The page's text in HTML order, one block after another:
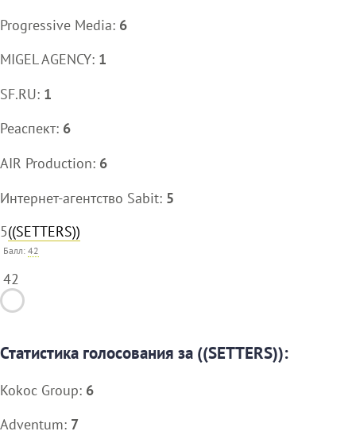
Progressive Media: 6
MIGEL AGENCY: 1
SF.RU: 1
Реаспект: 6
AIR Production: 6
Интернет-агентство Sabit: 5
5((SETTERS))
Балл:42
42
Статистика голосования за ((SETTERS)):
Kokoc Group: 6
Adventum: 7